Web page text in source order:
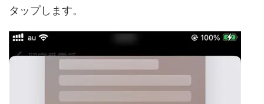
タップします。